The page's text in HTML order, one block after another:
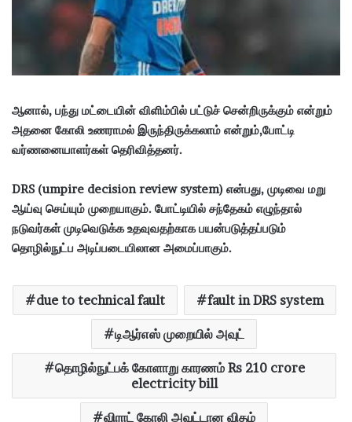
ஆனால், பந்து மட்டையின் விளிம்பில் பட்டுச் சென்றிருக்கும் என்றும்
அதனை கோலி உணராமல் இருந்திருக்கலாம் என்றும்,போட்டி
வர்ணனையாளர்கள் தெரிவித்தனர்.
DRS (umpire decision review system) என்பது, முடிவை மறு
ஆய்வு செய்யும் முறையாகும். போட்டியில் சந்தேகம் எழுந்தால்
நடுவர்கள் முடிவெடுக்க உதவுவதற்காக பயன்படுத்தப்படும்
தொழில்நுட்ப அடிப்படையிலான அமைப்பாகும்.
due to technical fault fault in DRS system
டிஆர்எஸ் முறையில் அவுட்
தொழில்நுட்பக் கோளாறு காரணம் Rs 210 crore
electricity bill
விராட் கோலி அவுட்டான விதம்